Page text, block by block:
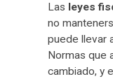
Las leyes
no
puede llevar
Normas que
cambiado, y